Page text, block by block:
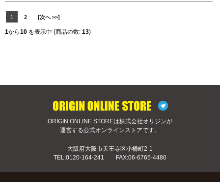
1 2 [次へ >>]
1から10 を表示中 (商品の数: 13)
ORIGIN ONLINE STOREは株式会社オリジンが
運営する公式オンラインストアです。
大阪府大阪市天王寺区小橋町2-1
TEL:0120-164-241 FAX:06-6765-4480